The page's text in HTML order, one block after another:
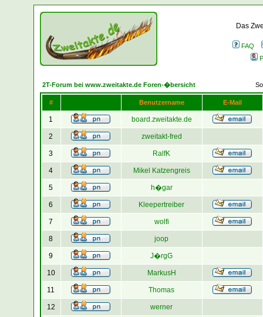
Das
FAQ
2T-Forum bei www.zweitakte.de Foren-�bersicht
# Benutzername E-Mail
1 board.zweitakte.de
2 zweitakt-fred
3 RalfK
4 Mikel Katzengreis
5 h�gar
6 Kleepertreiber
7 wolfi
8 joop
9 J�rgG
10 MarkusH
11 Thomas
12 werner